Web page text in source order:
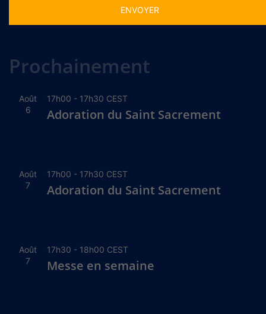
Prochainement
Août
6
17h00 - 17h30 CEST
Adoration du Saint Sacrement
Août
7
17h00 - 17h30 CEST
Adoration du Saint Sacrement
Août
7
17h30 - 18h00 CEST
Messe en semaine